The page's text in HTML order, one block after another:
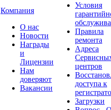
Компания
О нас
Новости
Награды
и
Лицензии
Нам
доверяют
Вакансии
Условия
Правила
ремонта
Адреса
центров
доступа к
Загрузки